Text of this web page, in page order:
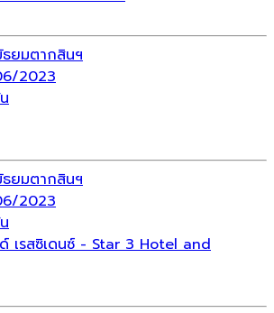
ยมตากสินฯ
2023
ยมตากสินฯ
2023
เรสซิเดนซ์ - Star 3 Hotel and